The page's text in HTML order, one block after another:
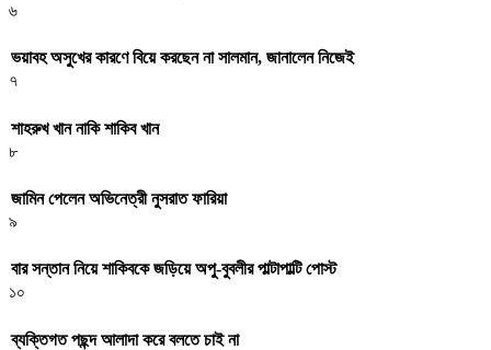
৬
ভয়াবহ অসুখের কারণে বিয়ে করছেন না সালমান, জানালেন নিজেই
৭
শাহরুখ খান নাকি শাকিব খান
৮
জামিন পেলেন অভিনেত্রী নুসরাত ফারিয়া
৯
বার সন্তান নিয়ে শাকিবকে জড়িয়ে অপু-বুবলীর পাল্টাপাল্টি পোস্ট
১০
ব্যক্তিগত পছন্দ আলাদা করে বলতে চাই না